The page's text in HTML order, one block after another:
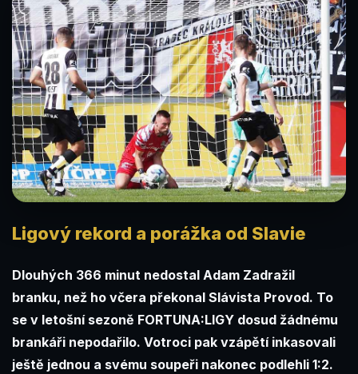
Ligový rekord a porážka od Slavie
Dlouhých 366 minut nedostal Adam Zadražil
branku, než ho včera překonal Slávista Provod. To
se v letošní sezoně FORTUNA:LIGY dosud žádnému
brankáři nepodařilo. Votroci pak vzápětí inkasovali
ještě jednou a svému soupeři nakonec podlehli 1:2.